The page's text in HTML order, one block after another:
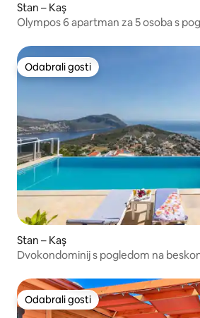
Stan – Kaş
Olympos 6 apartman za 5 osoba s
Odabrali gosti
Odabrali gosti
Stan – Kaş
Dvokondominij s pogledom na
Odabrali gosti
Odabrali gosti